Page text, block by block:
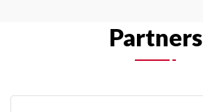
Partners